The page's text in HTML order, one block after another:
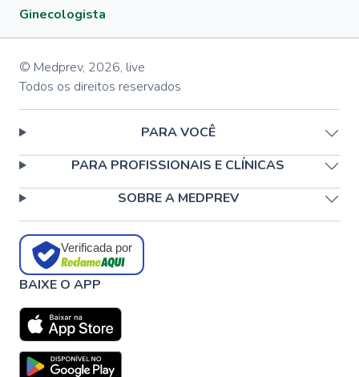
Ginecologista
© Medprev, 2026, live
Todos os direitos reservados
PARA VOCÊ
PARA PROFISSIONAIS E CLÍNICAS
SOBRE A MEDPREV
Verificada por
BAIXE O APP